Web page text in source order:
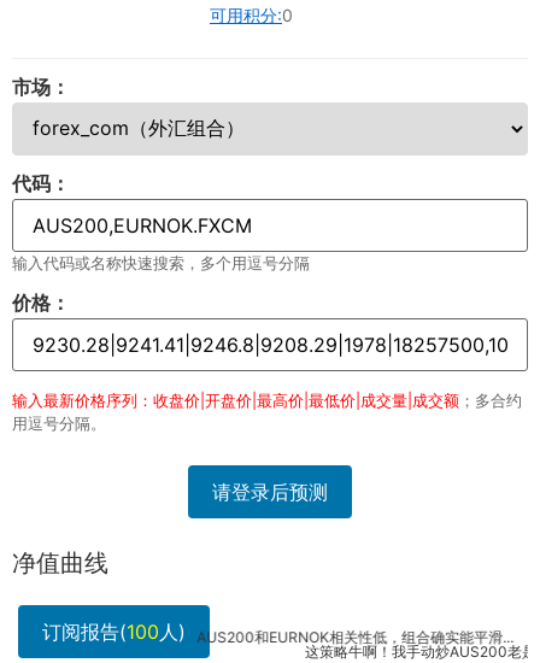
可用积分:0
市场：
代码：
输入代码或名称快速搜索，多个用逗号分隔
价格：
输入最新价格序列：收盘价|开盘价|最高价|最低价|成交量|成交额 ；多合约
用逗号分隔。
请登录后预测
净值曲线
订阅报告(100人)
这策略牛啊！我手动炒AUS200老是亏，
AUS200和EURNOK相关性低，组合确实能平滑...